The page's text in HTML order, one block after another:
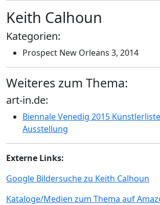
Keith Calhoun
Kategorien:
Prospect New Orleans 3, 2014
Weiteres zum Thema:
art-in.de:
Biennale Venedig 2015
Ausstellung
Externe Links:
Google Bildersuche zu Keith Calhoun
Kataloge/Medien zum Thema auf